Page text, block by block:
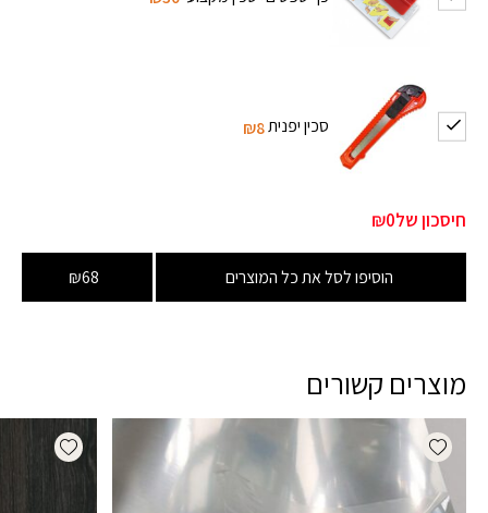
סכין יפנית₪8
חיסכון של₪0
הוסיפו לסל את כל המוצרים ₪68
מוצרים קשורים
Add wishlist
wishlist